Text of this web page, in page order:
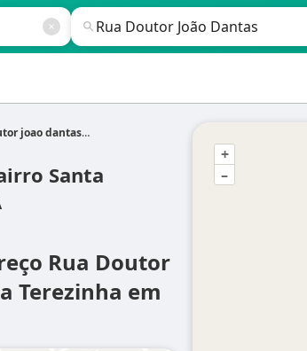
dantas em Alagoinhas - BA
Santa
Rua Doutor
Terezinha em
+
–